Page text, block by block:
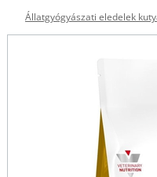
Állatgyógyászati eledelek